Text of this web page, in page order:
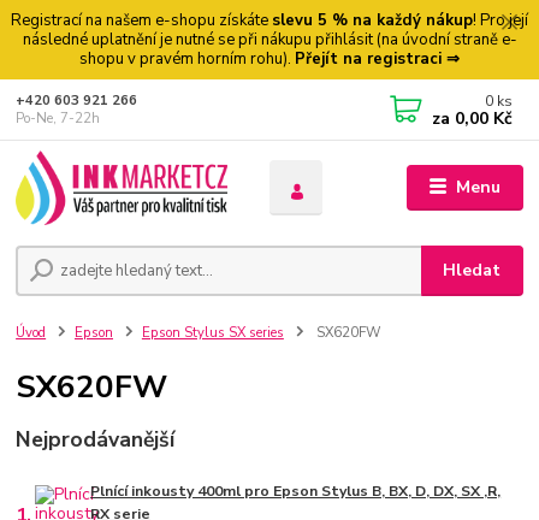
Registrací na našem e-shopu získáte slevu 5 % na každý nákup! Pro její
následné uplatnění je nutné se při nákupu přihlásit (na úvodní straně e-
shopu v pravém horním rohu). Přejít na registraci ⇒
Menu
Hledat
+420 603 921 266
Po-Ne, 7-22h
0 ks
za 0,00 Kč
Úvod Epson Epson Stylus SX series SX620FW
SX620FW
Nejprodávanější
Plnící inkousty 400ml pro Epson Stylus B, BX, D, DX, SX ,R,
RX serie